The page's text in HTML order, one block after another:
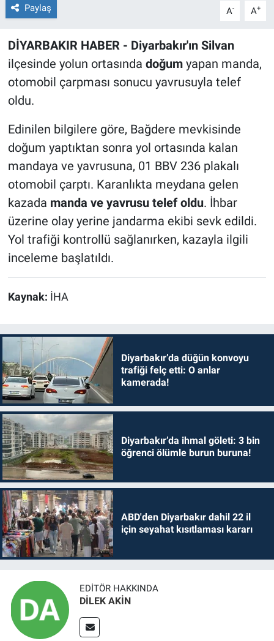
Paylaş A- A+
DİYARBAKIR HABER - Diyarbakır'ın Silvan
ilçesinde yolun ortasında doğumyapan manda,
otomobil çarpması sonucu yavrusuyla telef
oldu.
Edinilen bilgilere göre, Bağdere mevkisinde
doğum yaptıktan sonra yol ortasında kalan
mandaya ve yavrusuna, 01 BBV 236 plakalı
otomobil çarptı. Karanlıkta meydana gelen
kazada manda ve yavrusu telef oldu. İhbar
üzerine olay yerine jandarma ekibi sevk edildi.
Yol trafiği kontrollü sağlanırken, kazayla ilgili
inceleme başlatıldı.
Kaynak: İHA
Diyarbakır’da düğün konvoyu
trafiği felç etti: O anlar
kamerada!
Diyarbakır’da ihmal göleti: 3 bin
öğrenci ölümle burun buruna!
ABD'den Diyarbakır dahil 22 il
için seyahat kısıtlaması kararı
EDITÖR HAKKINDA
DİLEK AKİN